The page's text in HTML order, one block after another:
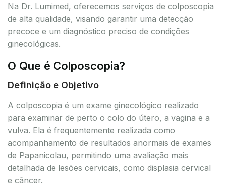
Na Dr. Lumimed, oferecemos serviços de colposcopia
de alta qualidade, visando garantir uma detecção
precoce e um diagnóstico preciso de condições
ginecológicas.
O Que é Colposcopia?
Definição e Objetivo
A colposcopia é um exame ginecológico realizado
para examinar de perto o colo do útero, a vagina e a
vulva. Ela é frequentemente realizada como
acompanhamento de resultados anormais de exames
de Papanicolau, permitindo uma avaliação mais
detalhada de lesões cervicais, como displasia cervical
e câncer.